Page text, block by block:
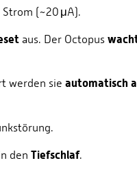
(~20 μA).
aus. Der Octopus
werden sie automatisch
den Tiefschlaf.